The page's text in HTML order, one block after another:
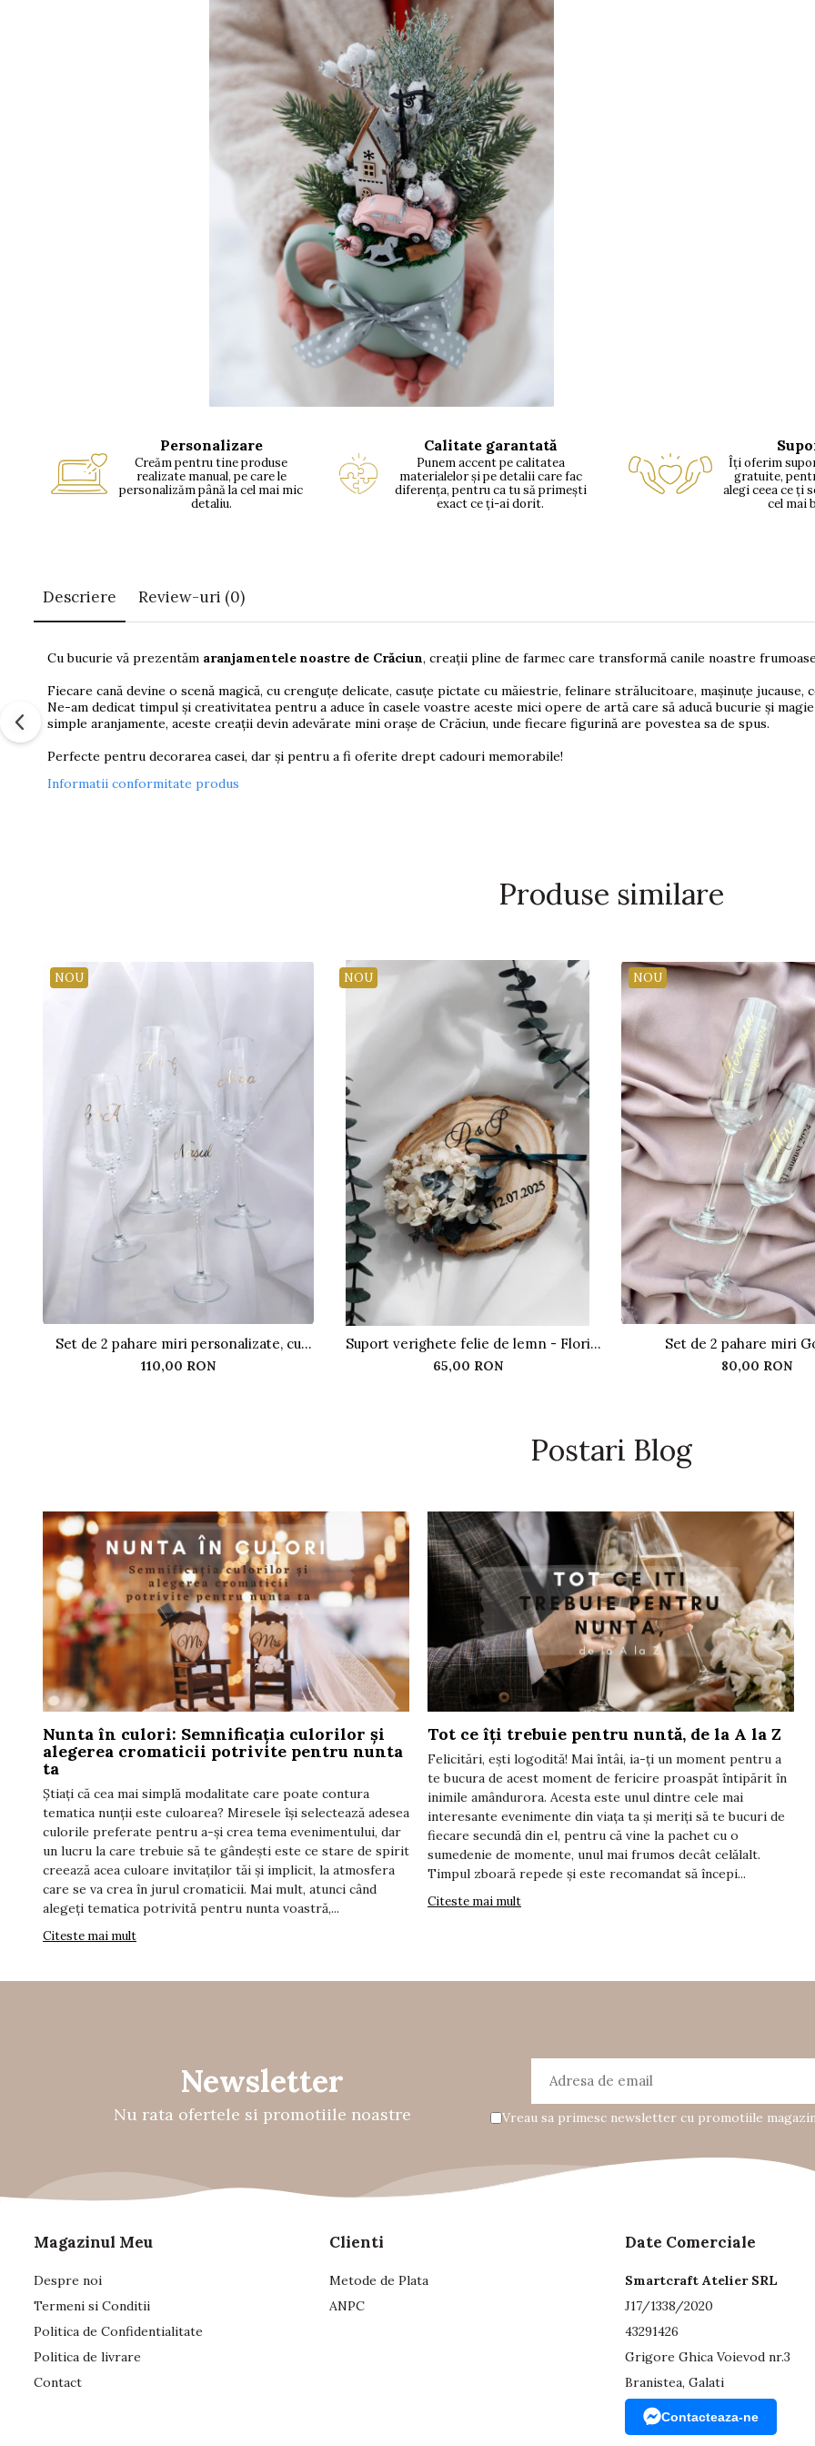
Personalizare
Creăm pentru tine produse
realizate manual, pe care le
personalizăm până la cel mai mic
detaliu.
Calitate garantată
Punem accent pe calitatea
materialelor și pe detalii care fac
diferența, pentru ca tu să primești
exact ce ți-ai dorit.
Îți oferim
gratuite,
alegi ceea ce ți
cel mai
Descriere Review-uri (0)
Cu bucurie vă prezentăm aranjamentele noastre de Crăciun, creații pline de farmec care transformă canile noastre
Fiecare cană devine o scenă magică, cu crenguțe delicate, casuțe pictate cu măiestrie, felinare strălucitoare, mașinuțe
Ne-am dedicat timpul și creativitatea pentru a aduce în casele voastre aceste mici opere de artă care să aducă bucurie și
simple aranjamente, aceste creații devin adevărate mini orașe de Crăciun, unde fiecare figurină are povestea sa de spus.
Perfecte pentru decorarea casei, dar și pentru a fi oferite drept cadouri memorabile!
Informatii conformitate produs
Produse similare
NOU
Set de 2 pahare miri personalizate, cu
perle
110,00 RON
NOU
Suport verighete felie de lemn - Flori
criogenate
65,00 RON
NOU
Set de 2 pahare miri
80,00 RON
Postari Blog
Nunta în culori: Semnificația culorilor și
alegerea cromaticii potrivite pentru nunta
ta
Știați că cea mai simplă modalitate care poate contura
tematica nunții este culoarea? Miresele își selectează adesea
culorile preferate pentru a-și crea tema evenimentului, dar
un lucru la care trebuie să te gândești este ce stare de spirit
creează acea culoare invitaților tăi și implicit, la atmosfera
care se va crea în jurul cromaticii. Mai mult, atunci când
alegeți tematica potrivită pentru nunta voastră,...
Citeste mai mult
Tot ce îți trebuie pentru nuntă, de la A la Z
Felicitări, ești logodită! Mai întâi, ia-ți un moment pentru a
te bucura de acest moment de fericire proaspăt întipărit în
inimile amândurora. Acesta este unul dintre cele mai
interesante evenimente din viața ta și meriți să te bucuri de
fiecare secundă din el, pentru că vine la pachet cu o
sumedenie de momente, unul mai frumos decât celălalt.
Timpul zboară repede și este recomandat să începi...
Citeste mai mult
Newsletter
Nu rata ofertele si promotiile noastre Vreau sa primesc newsletter cu promotiile
Magazinul Meu
Despre noi
Termeni si Conditii
Politica de Confidentialitate
Politica de livrare
Contact
Clienti
Metode de Plata
ANPC
Date Comerciale
Smartcraft Atelier SRL
J17/1338/2020
43291426
Grigore Ghica Voievod nr.3
Branistea, Galati
Contacteaza-ne